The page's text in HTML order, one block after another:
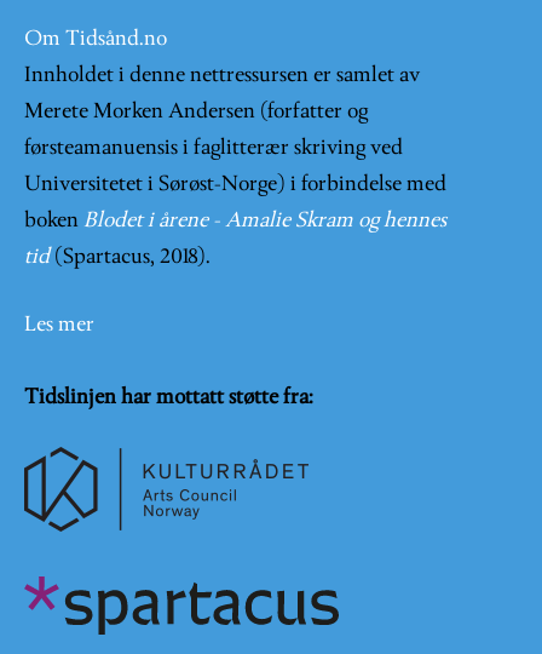
Om Tidsånd.no
Innholdet i denne nettressursen er samlet av
Merete Morken Andersen (forfatter og
førsteamanuensis i faglitterær skriving ved
Universitetet i Sørøst-Norge) i forbindelse med
boken Blodet i årene - Amalie Skram og hennes
tid (Spartacus, 2018).
Les mer
Tidslinjen har mottatt støtte fra: